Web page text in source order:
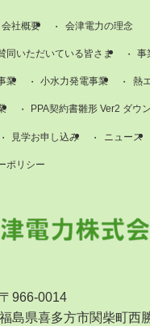
〒966-0014
福島県喜多方市関柴町西
会社概要 会津電力の理念
同いただいている皆さま 事
業 小水力発電事業 熱
PPA契約書雛形 Ver2 ダウ
見学お申し込み ニュース
ポリシー